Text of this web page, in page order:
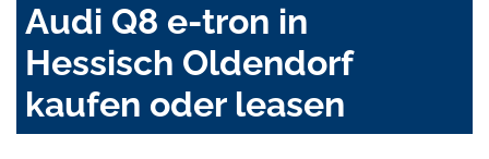
Audi Q8 e-tron in
Hessisch Oldendorf
kaufen oder leasen